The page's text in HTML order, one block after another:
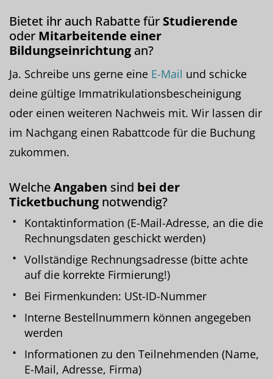
Bietet ihr auch Rabatte für Studierende
oder Mitarbeitende einer
Bildungseinrichtung an?
Ja. Schreibe uns gerne eine E-Mail und schicke
deine gültige Immatrikulationsbescheinigung
oder einen weiteren Nachweis mit. Wir lassen dir
im Nachgang einen Rabattcode für die Buchung
zukommen.
WelcheAngaben sind bei der
Ticketbuchung notwendig?
Kontaktinformation (E-Mail-Adresse, an die die
Rechnungsdaten geschickt werden)
Vollständige Rechnungsadresse (bitte achte
auf die korrekte Firmierung!)
Bei Firmenkunden: USt-ID-Nummer
Interne Bestellnummern können angegeben
werden
Informationen zu den Teilnehmenden (Name,
E-Mail, Adresse, Firma)